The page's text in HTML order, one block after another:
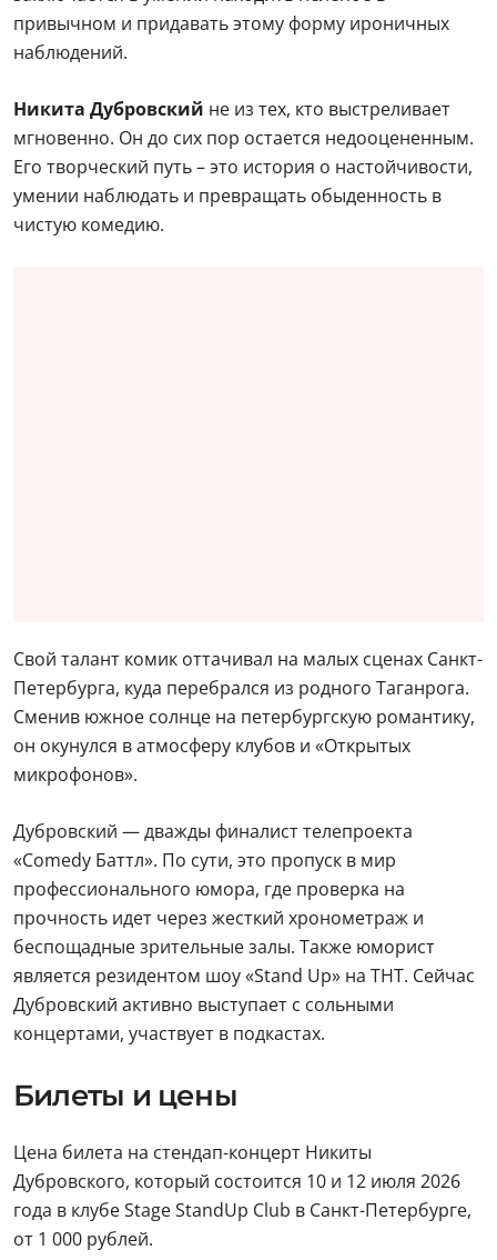
привычном и придавать этому форму ироничных
наблюдений.
Никита Дубровский не из тех, кто выстреливает
мгновенно. Он до сих пор остается недооцененным.
Его творческий путь – это история о настойчивости,
умении наблюдать и превращать обыденность в
чистую комедию.
Свой талант комик оттачивал на малых сценах Санкт-
Петербурга, куда перебрался из родного Таганрога.
Сменив южное солнце на петербургскую романтику,
он окунулся в атмосферу клубов и «Открытых
микрофонов».
Дубровский — дважды финалист телепроекта
«Comedy Баттл». По сути, это пропуск в мир
профессионального юмора, где проверка на
прочность идет через жесткий хронометраж и
беспощадные зрительные залы. Также юморист
является резидентом шоу «Stand Up» на ТНТ. Сейчас
Дубровский активно выступает с сольными
концертами, участвует в подкастах.
Билеты и цены
Цена билета на стендап-концерт Никиты
Дубровского, который состоится 10 и 12 июля 2026
года в клубе Stage StandUp Club в Санкт-Петербурге,
от 1 000 рублей.